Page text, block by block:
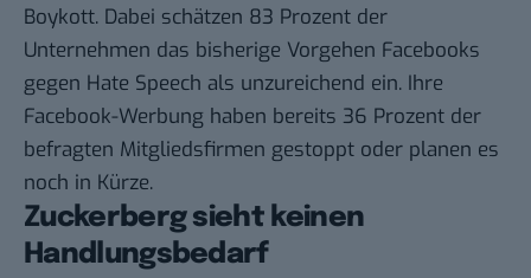
Boykott. Dabei schätzen 83 Prozent der
Unternehmen das bisherige Vorgehen Facebooks
gegen Hate Speech als unzureichend ein. Ihre
Facebook-Werbung haben bereits 36 Prozent der
befragten Mitgliedsfirmen gestoppt oder planen es
noch in Kürze.
Zuckerberg sieht keinen
Handlungsbedarf